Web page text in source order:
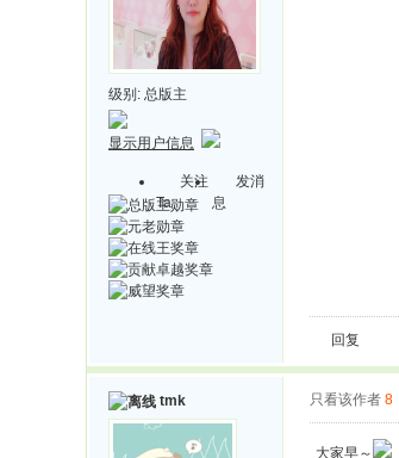
级别: 总版主
显示用户信息
关注
Ta
发消
息
回复
tmk 只看该作者 8
大家早～